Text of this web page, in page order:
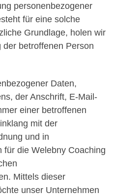
personenbezogener
für eine solche
Grundlage, holen wir
betroffenen Person
Daten,
der Anschrift, E-Mail-
einer betroffenen
mit der
und in
für die Welebny Coaching
Mittels dieser
unser Unternehmen